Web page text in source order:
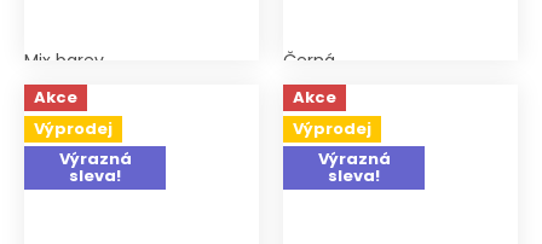
Mix barev Černá
Akce
Výprodej
Výrazná
sleva!
Akce
Výprodej
Výrazná
sleva!